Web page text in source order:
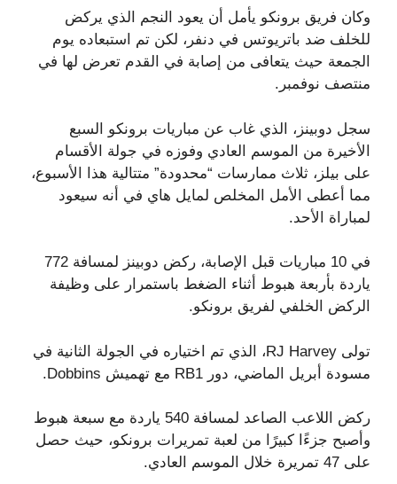
وكان فريق برونكو يأمل أن يعود النجم الذي يركض
للخلف ضد باتريوتس في دنفر، لكن تم استبعاده يوم
الجمعة حيث يتعافى من إصابة في القدم تعرض لها في
منتصف نوفمبر.
سجل دوبينز، الذي غاب عن مباريات برونكو السبع
الأخيرة من الموسم العادي وفوزه في جولة الأقسام
على بيلز، ثلاث ممارسات “محدودة” متتالية هذا الأسبوع،
مما أعطى الأمل المخلص لمايل هاي في أنه سيعود
لمباراة الأحد.
في 10 مباريات قبل الإصابة، ركض دوبينز لمسافة 772
ياردة بأربعة هبوط أثناء الضغط باستمرار على وظيفة
الركض الخلفي لفريق برونكو.
تولى RJ Harvey، الذي تم اختياره في الجولة الثانية في
مسودة أبريل الماضي، دور RB1 مع تهميش Dobbins.
ركض اللاعب الصاعد لمسافة 540 ياردة مع سبعة هبوط
وأصبح جزءًا كبيرًا من لعبة تمريرات برونكو، حيث حصل
على 47 تمريرة خلال الموسم العادي.